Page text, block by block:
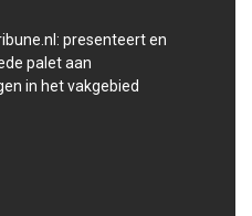
presenteert en
palet aan
in het vakgebied